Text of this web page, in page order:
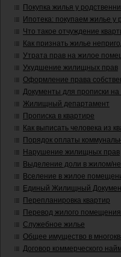
Покупка жилья у
Ипотека: покупаем жилье у
Что такое отчуждение
Как признать жилье
Утрата прав на жилое
Ухудшение жилищных прав
Оформление права
Документы для прописки на
Жилищный департамент
Прописка в квартире
Как выписать человека из
Порядок оплаты
Нарушение жилищных прав
Выделение доли в жилом/
Вселение в жилое
Единый Жилищный
Перепланировка квартир
Перевод жилого
Служебное жилье
Общее имущество в
Договор коммерческого